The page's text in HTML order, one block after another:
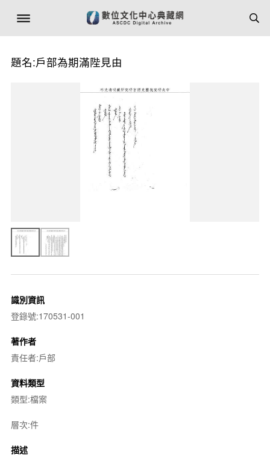
題名:戶部為期滿陛見由
識別資訊
登錄號:170531-001
著作者
責任者:戶部
資料類型
類型:檔案
層次:件
描述